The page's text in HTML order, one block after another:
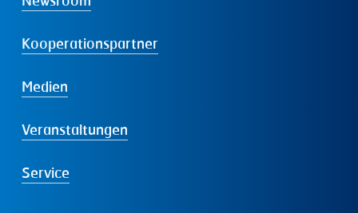
Kooperationspartner
Medien
Veranstaltungen
Service